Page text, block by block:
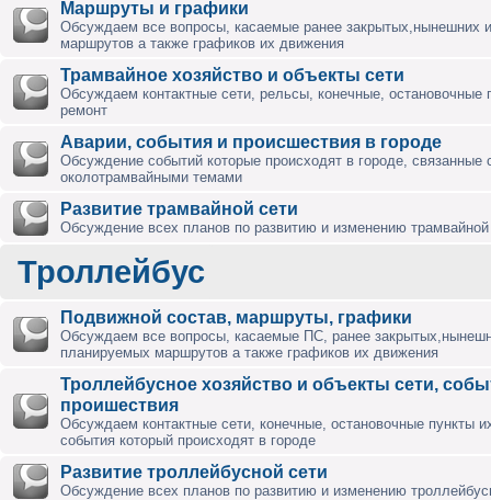
Маршруты и графики
Обсуждаем все вопросы, касаемые ранее закрытых,нынешних
маршрутов а также графиков их движения
Трамвайное хозяйство и объекты сети
Обсуждаем контактные сети, рельсы, конечные, остановочные
ремонт
Аварии, события и происшествия в городе
Обсуждение событий которые происходят в городе, связанные
околотрамвайными темами
Развитие трамвайной сети
Обсуждение всех планов по развитию и изменению трамвайной
Троллейбус
Подвижной состав, маршруты, графики
Обсуждаем все вопросы, касаемые ПС, ранее
планируемых маршрутов а также графиков их движения
Троллейбусное хозяйство и объекты сети,
проишествия
Обсуждаем контактные сети, конечные, остановочные пункты
события который происходят в городе
Развитие троллейбусной сети
Обсуждение всех планов по развитию и изменению